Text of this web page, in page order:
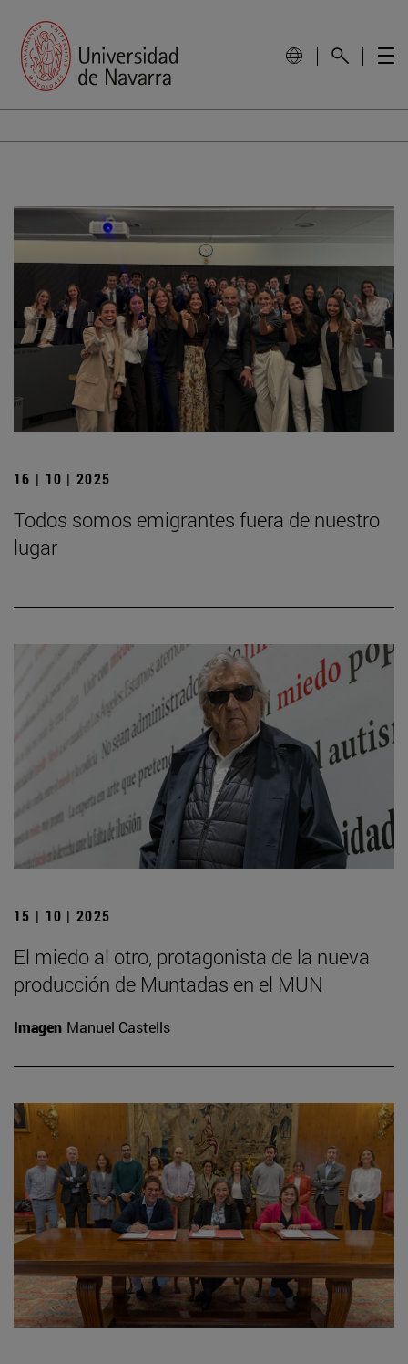
16 | 10 | 2025
Todos somos emigrantes fuera de nuestro
lugar
15 | 10 | 2025
El miedo al otro, protagonista de la nueva
producción de Muntadas en el MUN
Imagen Manuel Castells